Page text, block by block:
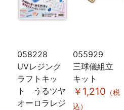
058228
UVレジンク
ラフトキッ
ト うるツヤ
オーロラレジ
055929
三球儀組立
キット
￥1,210 （税
込）